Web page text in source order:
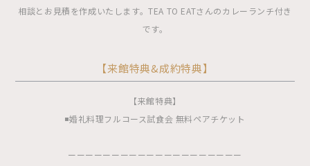
相談とお見積を作成いたします。TEA TO EATさんのカレーランチ付き
です。
【来館特典&成約特典】
【来館特典】
◾️婚礼料理フルコース試食会 無料ペアチケット
ーーーーーーーーーーーーーーーーーーーー